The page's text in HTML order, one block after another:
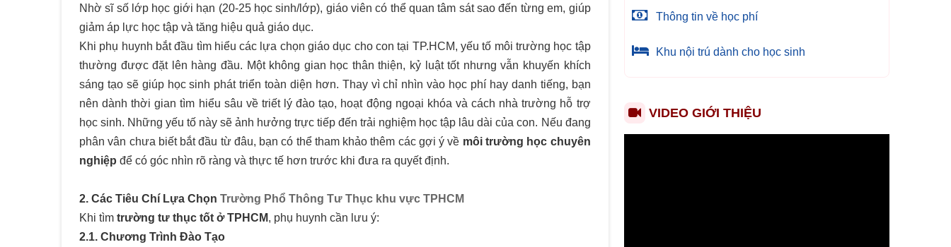
Nhờ sĩ số lớp học giới hạn (20-25 học sinh/lớp), giáo viên có thể quan tâm sát sao đến từng em, giúp
giảm áp lực học tập và tăng hiệu quả giáo dục.
Khi phụ huynh bắt đầu tìm hiểu các lựa chọn giáo dục cho con tại TP.HCM, yếu tố môi trường học tập
thường được đặt lên hàng đầu. Một không gian học thân thiện, kỷ luật tốt nhưng vẫn khuyến khích
sáng tạo sẽ giúp học sinh phát triển toàn diện hơn. Thay vì chỉ nhìn vào học phí hay danh tiếng, bạn
nên dành thời gian tìm hiểu sâu về triết lý đào tạo, hoạt động ngoại khóa và cách nhà trường hỗ trợ
học sinh. Những yếu tố này sẽ ảnh hưởng trực tiếp đến trải nghiệm học tập lâu dài của con. Nếu đang
phân vân chưa biết bắt đầu từ đâu, bạn có thể tham khảo thêm các gợi ý về môi trường học chuyên
nghiệp để có góc nhìn rõ ràng và thực tế hơn trước khi đưa ra quyết định.
2. Các Tiêu Chí Lựa Chọn Trường Phổ Thông Tư Thục khu vực TPHCM
Khi tìm trường tư thục tốt ở TPHCM, phụ huynh cần lưu ý:
2.1. Chương Trình Đào Tạo
Thông tin về học phí
Khu nội trú dành cho học sinh
VIDEO GIỚI THIỆU